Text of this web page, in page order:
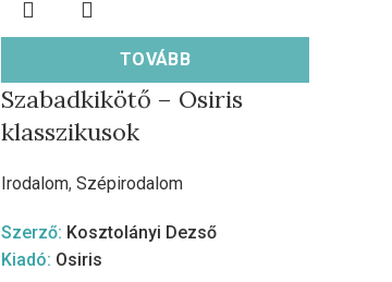
TOVÁBB
Szabadkikötő – Osiris
klasszikusok
Irodalom, Szépirodalom
Szerző: Kosztolányi Dezső
Kiadó: Osiris